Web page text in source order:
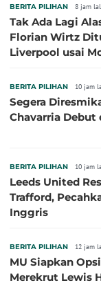
BERITA PILIHAN 8 jam
Tak Ada Lagi
Florian Wirtz
Liverpool usai
BERITA PILIHAN 10 jam
Segera
Chavarria Debut
BERITA PILIHAN 10 jam
Leeds United
Trafford,
Inggris
BERITA PILIHAN 12 jam
MU Siapkan
Merekrut Lewis